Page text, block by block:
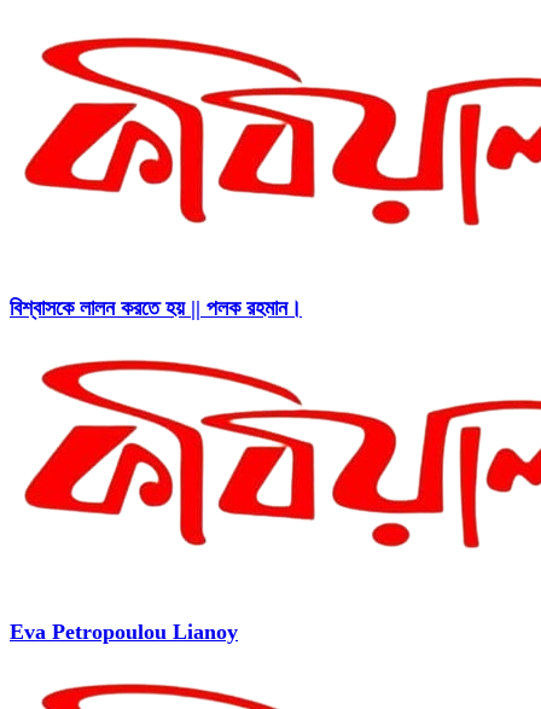
বিশ্বাসকে লালন করতে হয় || পলক রহমান।
Eva Petropoulou Lianoy